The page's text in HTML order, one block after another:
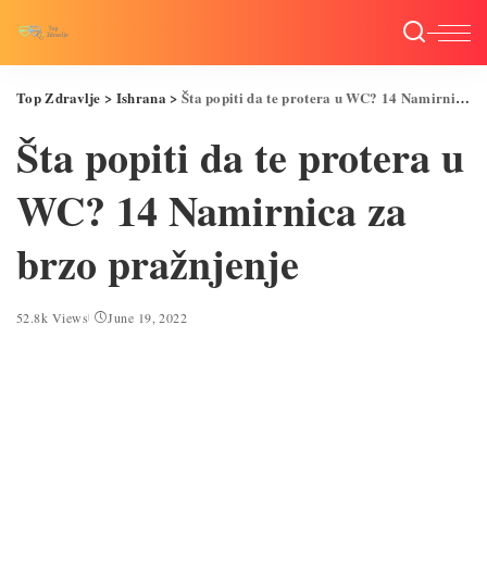
Top Zdravlje > Ishrana > Šta popiti da te protera u WC? 14 Namirnica za brzo pražnjenje
Šta popiti da te protera u
WC? 14 Namirnica za
brzo pražnjenje
52.8k Views June 19, 2022